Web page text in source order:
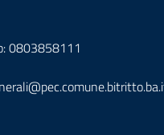
0803858111